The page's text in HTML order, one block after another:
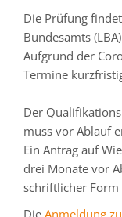
Die Prüfung
Bundesamts
Aufgrund der
Termine
Der
muss vor Ablauf
Ein Antrag auf
drei Monate vor
schriftlicher Form
Die Anmeldung